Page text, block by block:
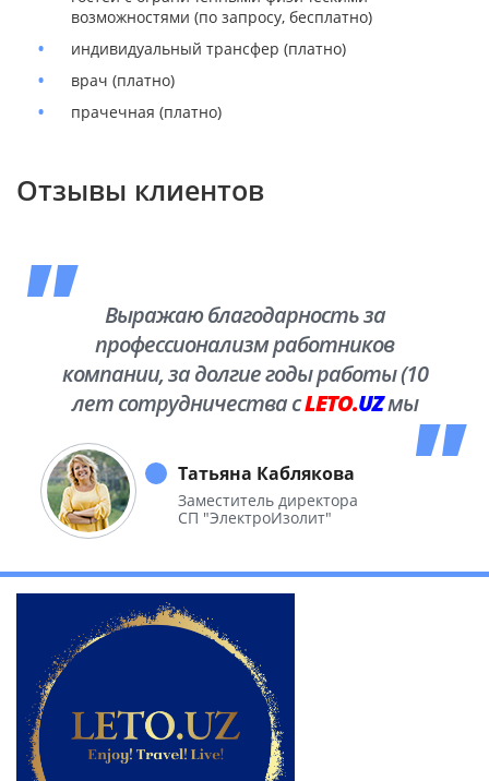
возможностями (по запросу, бесплатно)
индивидуальный трансфер (платно)
врач (платно)
прачечная (платно)
Отзывы клиентов
Выражаю благодарность за
профессионализм работников
компании, за долгие годы работы (10
лет сотрудничества сLETO.UZмы
необъятной Родины.
Татьяна Каблякова
Заместитель директора
СП "ЭлектроИзолит"